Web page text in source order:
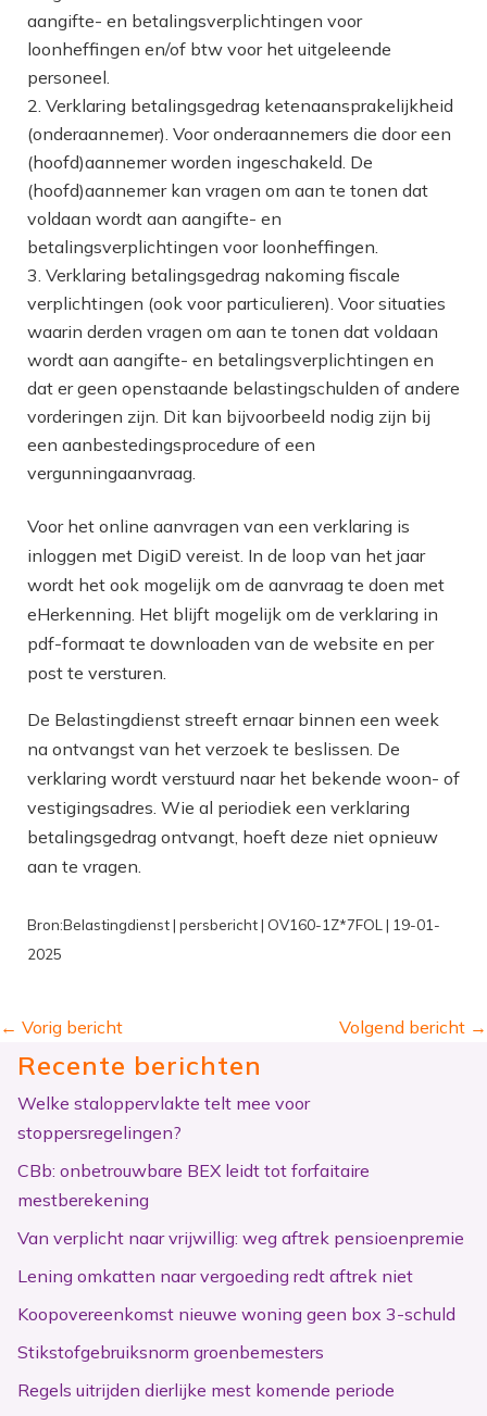
aangifte- en betalingsverplichtingen voor
loonheffingen en/of btw voor het uitgeleende
personeel.
Verklaring betalingsgedrag ketenaansprakelijkheid
(onderaannemer). Voor onderaannemers die door een
(hoofd)aannemer worden ingeschakeld. De
(hoofd)aannemer kan vragen om aan te tonen dat
voldaan wordt aan aangifte- en
betalingsverplichtingen voor loonheffingen.
Verklaring betalingsgedrag nakoming fiscale
verplichtingen (ook voor particulieren). Voor situaties
waarin derden vragen om aan te tonen dat voldaan
wordt aan aangifte- en betalingsverplichtingen en
dat er geen openstaande belastingschulden of andere
vorderingen zijn. Dit kan bijvoorbeeld nodig zijn bij
een aanbestedingsprocedure of een
vergunningaanvraag.
Voor het online aanvragen van een verklaring is
inloggen met DigiD vereist. In de loop van het jaar
wordt het ook mogelijk om de aanvraag te doen met
eHerkenning. Het blijft mogelijk om de verklaring in
pdf-formaat te downloaden van de website en per
post te versturen.
De Belastingdienst streeft ernaar binnen een week
na ontvangst van het verzoek te beslissen. De
verklaring wordt verstuurd naar het bekende woon- of
vestigingsadres. Wie al periodiek een verklaring
betalingsgedrag ontvangt, hoeft deze niet opnieuw
aan te vragen.
Bron:Belastingdienst | persbericht | OV160-1Z*7FOL | 19-01-
2025
← Vorig bericht Volgend bericht →
Recente berichten
Welke staloppervlakte telt mee voor
stoppersregelingen?
CBb: onbetrouwbare BEX leidt tot forfaitaire
mestberekening
Van verplicht naar vrijwillig: weg aftrek pensioenpremie
Lening omkatten naar vergoeding redt aftrek niet
Koopovereenkomst nieuwe woning geen box 3-schuld
Stikstofgebruiksnorm groenbemesters
Regels uitrijden dierlijke mest komende periode